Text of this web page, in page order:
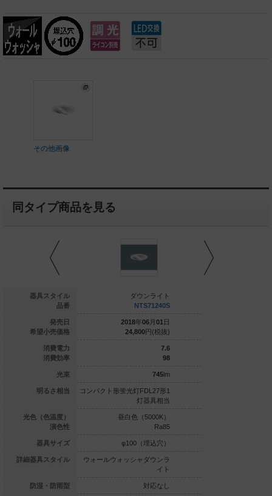
その他画像
同タイプ商品を見る
器具スタイル
品番
発売日
希望小売価格
消費電力
消費効率
光束
明るさ相当
光色（色温度）
演色性
器具サイズ
詳細器具スタイル
防湿・防雨型
ダウンライト
円(税抜)
16
89
灯FHT42形1
色（5000K）
（埋込穴）
シャダウンラ
対応なし
ダウンライト
NTS71240S
2018年06 月 01 日
24,800円(税抜)
7.6
98
745lm
コンパクト形蛍光灯FDL27形1
灯器具相当
昼白色（5000K）
Ra85
φ100（埋込穴）
ウォールウォッシャダウンラ
イト
対応なし